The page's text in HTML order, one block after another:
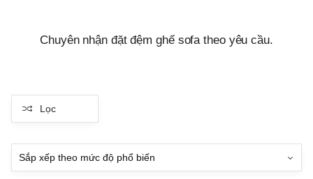
Chuyên nhận đặt đệm ghế sofa theo yêu cầu.
Lọc